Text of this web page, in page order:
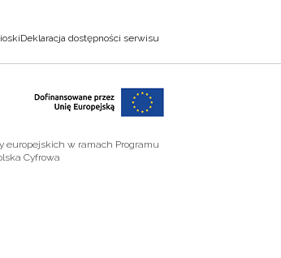
Deklaracja dostępności serwisu
europejskich w ramach Programu
Cyfrowa